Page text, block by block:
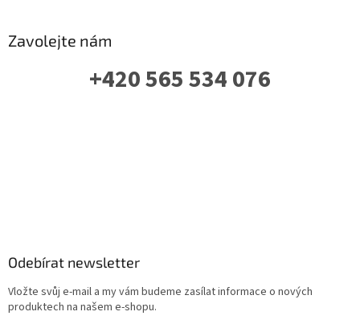
Zavolejte nám
+420 565 534 076
Odebírat newsletter
Vložte svůj e-mail a my vám budeme zasílat informace o nových
produktech na našem e-shopu.